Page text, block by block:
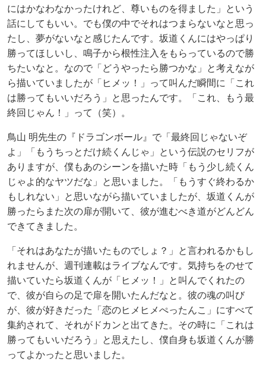
にはかなわなかったけれど、尊いものを得ました」という
話にしてもいい。でも僕の中でそれはつまらないなと思っ
たし、夢がないなと感じたんです。坂道くんにはやっぱり
勝ってほしいし、鳴子から根性注入をもらっているので勝
ちたいなと。なので「どうやったら勝つかな」と考えなが
ら描いていましたが「ヒメッ！」って叫んだ瞬間に「これ
は勝ってもいいだろう」と思ったんです。「これ、もう最
終回じゃん！」って（笑）。
鳥山 明先生の『ドラゴンボール』で「最終回じゃないぞ
よ」「もうちっとだけ続くんじゃ」という伝説のセリフが
ありますが、僕もあのシーンを描いた時「もう少し続くん
じゃよ的なヤツだな」と思いました。「もうすぐ終わるか
もしれない」と思いながら描いていましたが、坂道くんが
勝ったらまた次の扉が開いて、彼が進むべき道がどんどん
できてきました。
「それはあなたが描いたものでしょ？」と言われるかもし
れませんが、週刊連載はライブなんです。気持ちをのせて
描いていたら坂道くんが「ヒメッ！」と叫んでくれたの
で、彼が自らの足で扉を開いたんだなと。彼の魂の叫び
が、彼が好きだった「恋のヒメヒメぺったんこ」にすべて
集約されて、それがドカンと出てきた。その時に「これは
勝ってもいいだろう」と思えたし、僕自身も坂道くんが勝
ってよかったと思いました。